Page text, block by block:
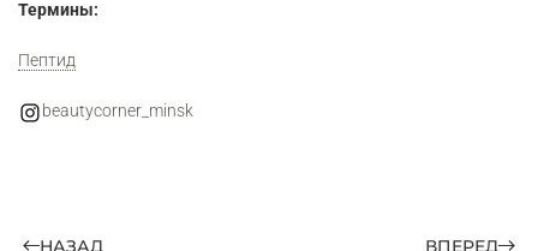
Термины:
Пептид
beautycorner_minsk
НАЗАД ВПЕРЕД